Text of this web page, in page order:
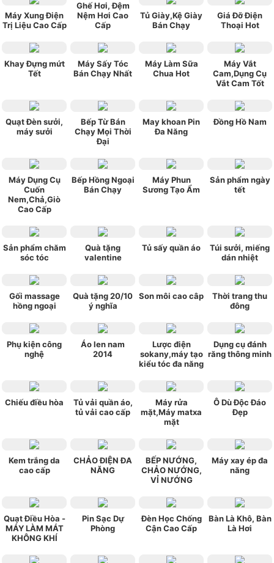
Máy Xung Điện
Trị Liệu Cao Cấp
Ghế Hơi, Đệm
Nệm Hơi Cao
Cấp
Tủ Giày,Kệ Giày
Bán Chạy
Giá Đỡ Điện
Thoại Hot
Khay Đựng mứt
Tết
Máy Sấy Tóc
Bán Chạy Nhất
Máy Làm Sữa
Chua Hot
Máy Vắt
Cam,Dụng Cụ
Vắt Cam Tốt
Quạt Đèn sưởi,
máy sưởi
Bếp Từ Bán
Chạy Mọi Thời
Đại
May khoan Pin
Đa Năng
Đồng Hồ Nam
Máy Dụng Cụ
Cuốn
Nem,Chả,Giò
Cao Cấp
Bếp Hồng Ngoại
Bán Chạy
Máy Phun
Sương Tạo Ẩm
Sản phẩm ngày
tết
Sản phẩm chăm
sóc tóc
Quà tặng
valentine
Tủ sấy quần áo
Túi sưởi, miếng
dán nhiệt
Gối massage
hồng ngoại
Quà tặng 20/10
ý nghĩa
Son môi cao câp
Thời trang thu
đông
Phụ kiện công
nghệ
Áo len nam
2014
Lược điện
sokany,máy tạo
kiểu tóc đa năng
Dụng cụ đánh
răng thông minh
Chiếu điều hòa
Tủ vải quần áo,
tủ vải cao cấp
Máy rửa
mặt,Máy matxa
mặt
Ô Dù Độc Đáo
Đẹp
Kem trắng da
cao cấp
CHẢO ĐIỆN ĐA
NĂNG
BẾP NƯỚNG,
CHẢO NƯỚNG,
VỈ NƯỚNG
Máy xay ép đa
năng
Quạt Điều Hòa -
MÁY LÀM MÁT
KHÔNG KHÍ
Pin Sạc Dự
Phòng
Đèn Học Chống
Cận Cao Cấp
Bàn Là Khô, Bàn
Là Hơi